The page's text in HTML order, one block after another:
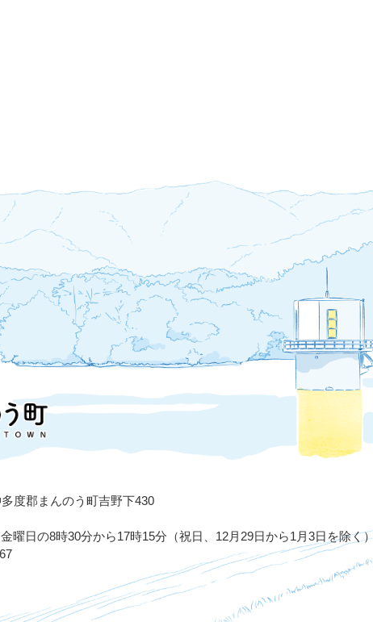
度郡まんのう町吉野下430
曜日の8時30分から17時15分（祝日、12月29日から1月3日を除く）